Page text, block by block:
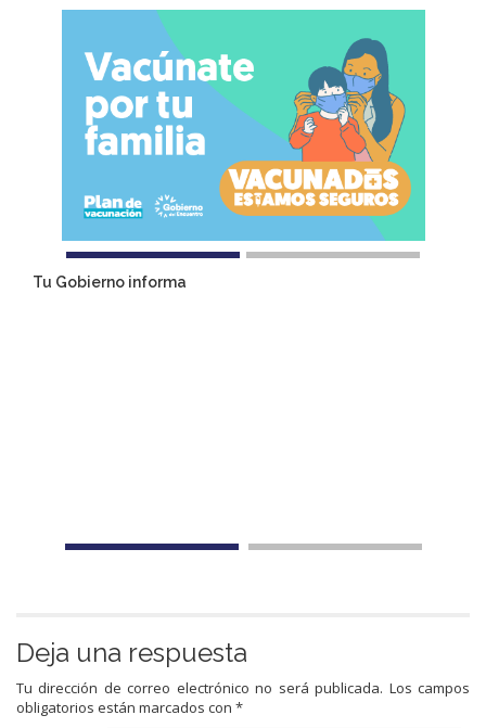
Tu Gobierno informa
Deja una respuesta
Tu dirección de correo electrónico no será publicada. Los campos
obligatorios están marcados con *